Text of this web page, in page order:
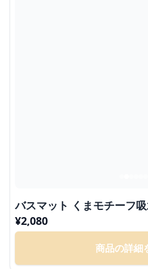
バスマット くまモチーフ
¥2,080
商品の詳細